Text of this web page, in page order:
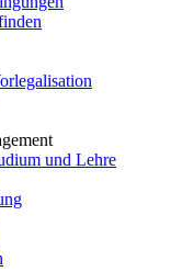
und Lehre